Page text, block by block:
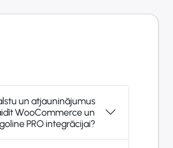
un atjauninājumus
WooCommerce un
PRO integrācijai?